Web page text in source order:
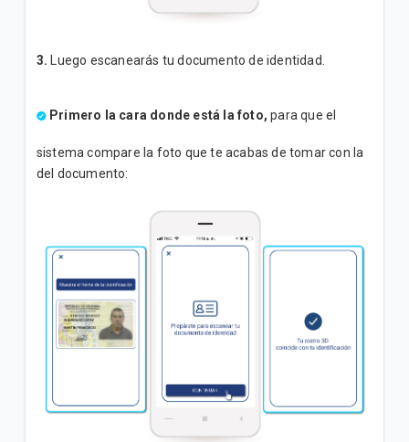
3. Luego escanearás tu documento de identidad.
Primero la cara donde está la foto,para que el
sistema compare la foto que te acabas de tomar con la
del documento: